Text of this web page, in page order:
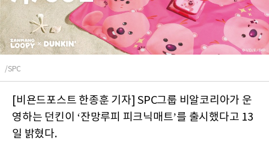
/SPC
[비욘드포스트 한종훈 기자] SPC그룹 비알코리아가 운
영하는 던킨이 ‘잔망루피 피크닉매트’를 출시했다고 13
일 밝혔다.